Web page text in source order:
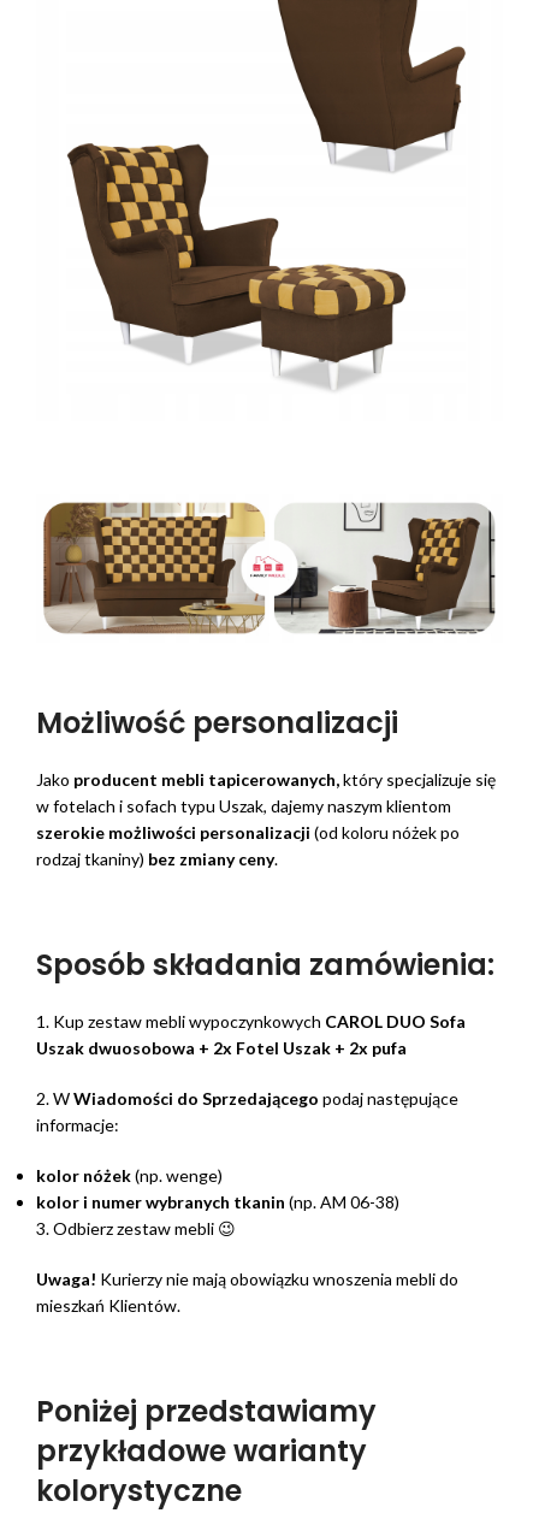
Możliwość personalizacji
Jako producent mebli tapicerowanych,który specjalizuje się
w fotelach i sofach typu Uszak, dajemy naszym klientom
szerokie możliwości personalizacji (od koloru nóżek po
rodzaj tkaniny) bez zmiany ceny.
Sposób składania zamówienia:
1. Kup zestaw mebli wypoczynkowych CAROL DUO Sofa
Uszak dwuosobowa + 2x Fotel Uszak + 2x pufa
2. WWiadomości do Sprzedającego podaj następujące
informacje:
kolor nóżek(np. wenge)
kolor i numer wybranych tkanin (np. AM 06-38)
3. Odbierz zestaw mebli 😉
Uwaga! Kurierzy nie mają obowiązku wnoszenia mebli do
mieszkań Klientów.
Poniżej przedstawiamy
przykładowe warianty
kolorystyczne